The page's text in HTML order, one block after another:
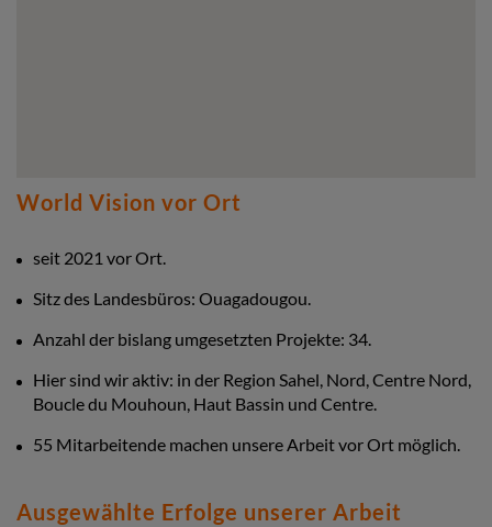
World Vision vor Ort
seit 2021 vor Ort.
Sitz des Landesbüros: Ouagadougou.
Anzahl der bislang umgesetzten Projekte: 34.
Hier sind wir aktiv: in der Region Sahel, Nord, Centre Nord,
Boucle du Mouhoun, Haut Bassin und Centre.
55 Mitarbeitende machen unsere Arbeit vor Ort möglich.
Ausgewählte Erfolge unserer Arbeit